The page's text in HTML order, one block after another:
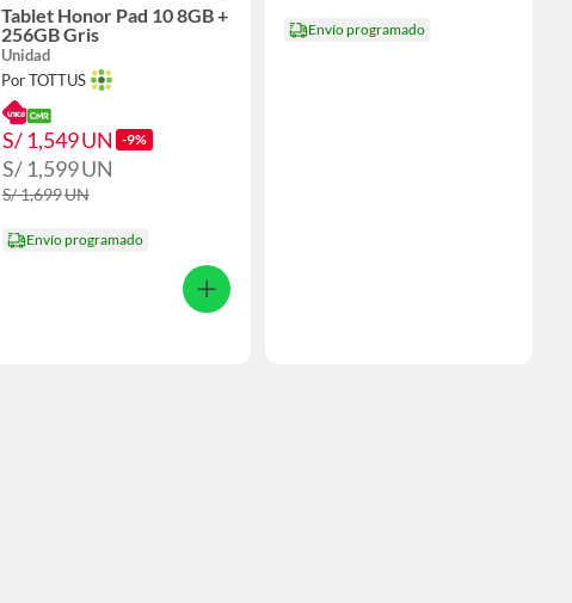
Tablet Honor Pad 10 8GB +
256GB Gris
Unidad
Por TOTTUS
S/ 1,549UN -9%
S/ 1,599UN
S/ 1,699UN
Envío programado
Envío programado